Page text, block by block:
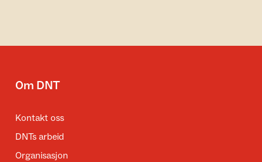
Om DNT
Kontakt oss
DNTs arbeid
Organisasjon